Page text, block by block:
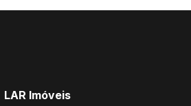
LAR Imóveis